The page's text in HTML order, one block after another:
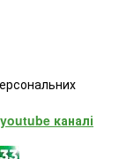
каналі